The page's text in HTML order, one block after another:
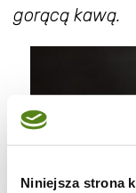
Niniejsza strona
gorącą kawą.